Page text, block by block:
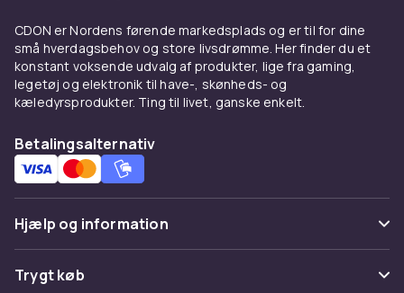
CDON er Nordens førende markedsplads og er til for dine
små hverdagsbehov og store livsdrømme. Her finder du et
konstant voksende udvalg af produkter, lige fra gaming,
legetøj og elektronik til have-, skønheds- og
kæledyrsprodukter. Ting til livet, ganske enkelt.
Betalingsalternativ
Hjælp og information
Ofte stillede spørgsmål
Trygt køb